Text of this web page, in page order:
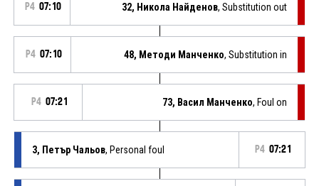
P4 07:10 32, Никола Найденов, Substitution out
P4 07:10 48, Методи Манченко, Substitution in
P4 07:21 73, Васил Манченко, Foul on
3, Петър Чальов, Personal foul P4 07:21